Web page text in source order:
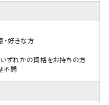
・好きな方
いずれかの資格をお持ちの方
不問